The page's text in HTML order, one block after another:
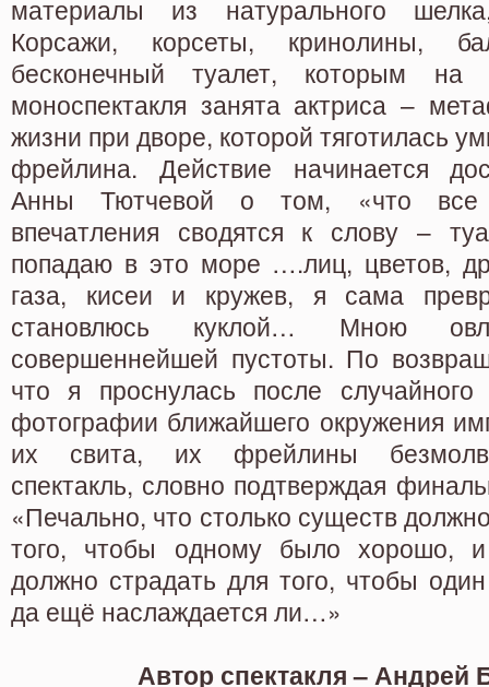
материалы из натурального
Корсажи, корсеты, кринолины,
бесконечный туалет, которым на
моноспектакля занята актриса –
жизни при дворе, которой тяготилась
фрейлина. Действие начинается
Анны Тютчевой о том, «что все
впечатления сводятся к слову –
попадаю в это море ….лиц, цветов,
газа, кисеи и кружев, я сама
становлюсь куклой… Мною
совершеннейшей пустоты. По
что я проснулась после
фотографии ближайшего окружения
их свита, их фрейлины
спектакль, словно подтверждая
«Печально, что столько существ
того, чтобы одному было хорошо,
должно страдать для того, чтобы
да ещё наслаждается ли…»
Автор спектакля – Андрей